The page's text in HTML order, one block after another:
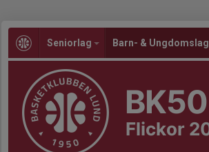
Seniorlag Barn- & Ungdomslag
BK50
Flickor